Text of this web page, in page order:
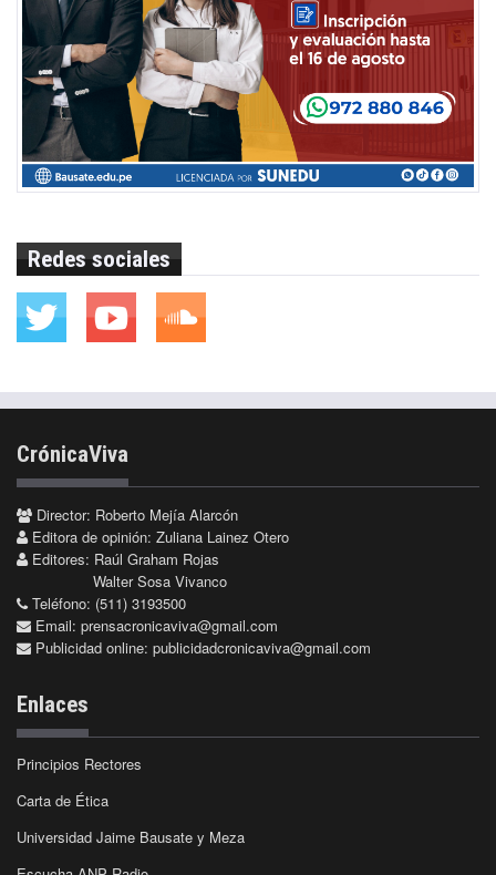
Redes sociales
CrónicaViva
Director: Roberto Mejía Alarcón
Editora de opinión: Zuliana Lainez Otero
Editores: Raúl Graham Rojas
Walter Sosa Vivanco
Teléfono: (511) 3193500
Email: prensacronicaviva@gmail.com
Publicidad online: publicidadcronicaviva@gmail.com
Enlaces
Principios Rectores
Carta de Ética
Universidad Jaime Bausate y Meza